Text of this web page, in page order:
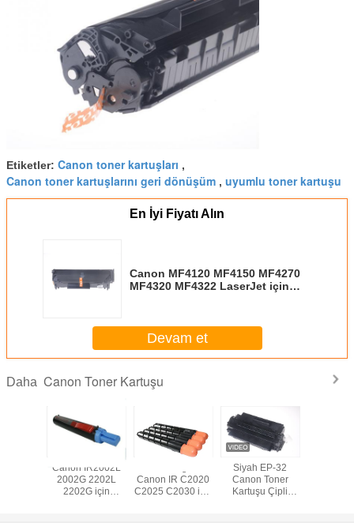
Etiketler: Canon toner kartuşları ,
Canon toner kartuşlarını geri dönüşüm , uyumlu toner kartuşu
En İyi Fiyatı Alın
Canon MF4120 MF4150 MF4270
MF4320 MF4322 LaserJet için
Devam et
Daha Canon Toner Kartuşu
Canon IR2002L
2002G 2202L
2202G için
Canon IR C2020
C2025 C2030 için
Siyah EP-32
Canon Toner
Kartuşu Çipli